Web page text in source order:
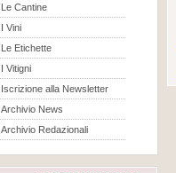
Le Cantine
I Vini
Le Etichette
I Vitigni
Iscrizione alla Newsletter
Archivio News
Archivio Redazionali